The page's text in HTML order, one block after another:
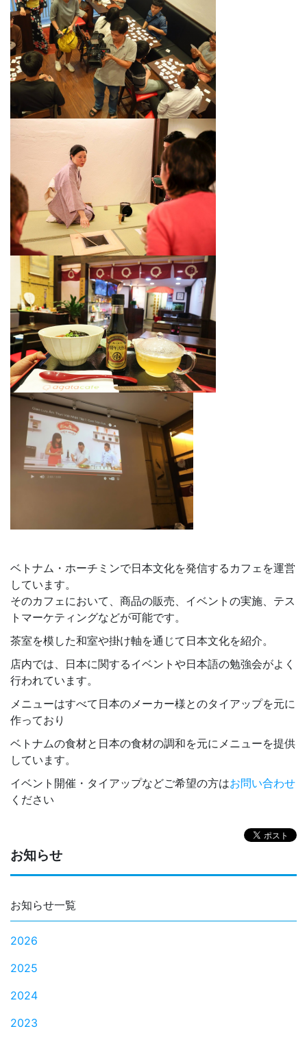
お知らせ
お知らせ一覧
2026
2025
2024
2023
ベトナム・ホーチミンで日本文化を発信するカフェを運営
しています。
そのカフェにおいて、商品の販売、イベントの実施、テス
トマーケティングなどが可能です。
茶室を模した和室や掛け軸を通じて日本文化を紹介。
店内では、日本に関するイベントや日本語の勉強会がよく
行われています。
メニューはすべて日本のメーカー様とのタイアップを元に
作っており
ベトナムの食材と日本の食材の調和を元にメニューを提供
しています。
イベント開催・タイアップなどご希望の方はお問い合わせ
ください